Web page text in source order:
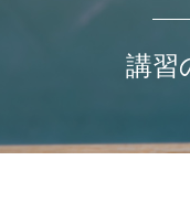
講習